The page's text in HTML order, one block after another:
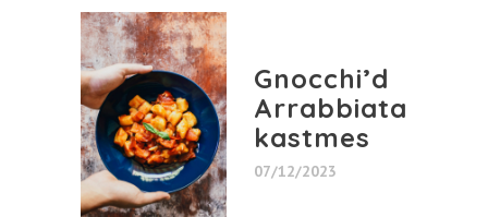
Gnocchi’d
Arrabbiata
kastmes
07/12/2023